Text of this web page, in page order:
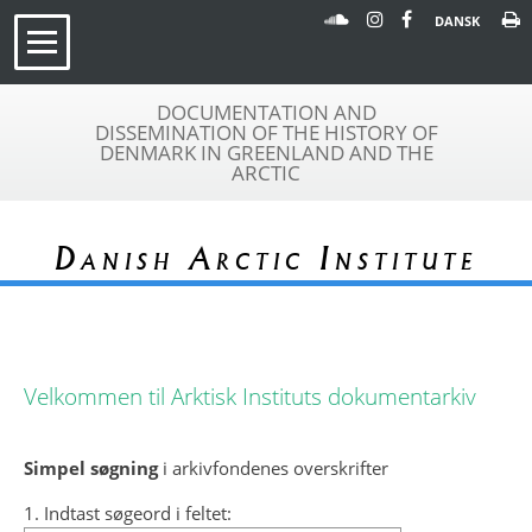
DANSK
DOCUMENTATION AND
DISSEMINATION OF THE HISTORY OF
DENMARK IN GREENLAND AND THE
ARCTIC
Danish Arctic Institute
Velkommen til Arktisk Instituts dokumentarkiv
Simpel søgningi arkivfondenes overskrifter
1. Indtast søgeord i feltet: